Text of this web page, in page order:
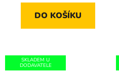
DO KOŠÍKU
SKLADEM U
DODAVATELE